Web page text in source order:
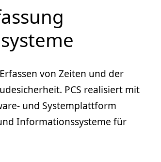
von Zeiten und der
PCS realisiert mit
und Systemplattform
Informationssysteme für